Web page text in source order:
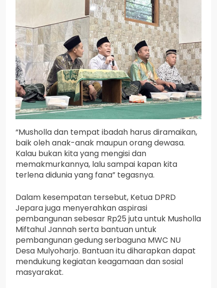
“Musholla dan tempat ibadah harus diramaikan,
baik oleh anak-anak maupun orang dewasa.
Kalau bukan kita yang mengisi dan
memakmurkannya, lalu sampai kapan kita
terlena didunia yang fana” tegasnya.
Dalam kesempatan tersebut, Ketua DPRD
Jepara juga menyerahkan aspirasi
pembangunan sebesar Rp25 juta untuk Musholla
Miftahul Jannah serta bantuan untuk
pembangunan gedung serbaguna MWC NU
Desa Mulyoharjo. Bantuan itu diharapkan dapat
mendukung kegiatan keagamaan dan sosial
masyarakat.